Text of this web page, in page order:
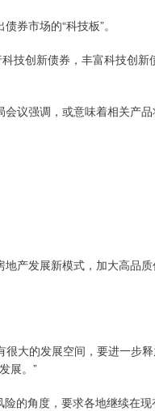
券市场的“科技板”。
技创新债券，丰富科技创新
议强调，或意味着相关产
产发展新模式，加大高品质
大的发展空间，要进一步
展。”
的角度，要求各地继续在